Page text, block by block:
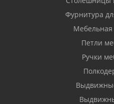
Фурнитура
Петли
Ручки